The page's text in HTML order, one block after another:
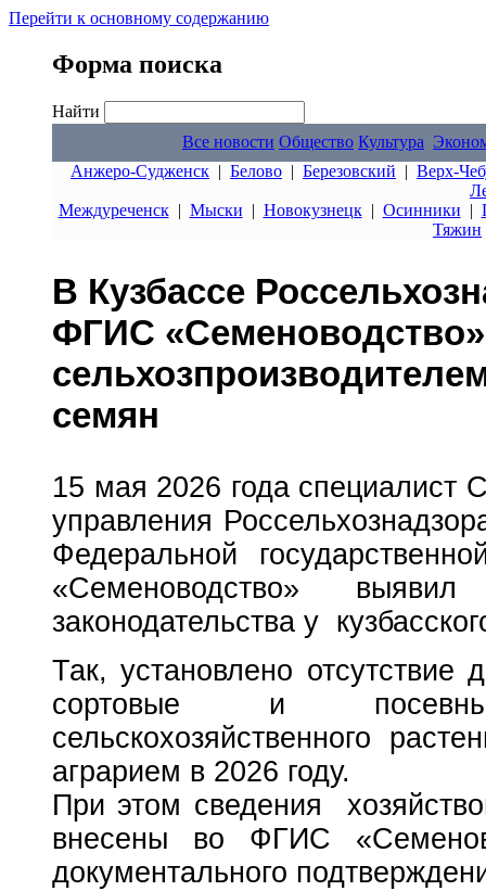
Перейти к основному содержанию
Форма поиска
Найти
Все новости Общество Культура
Анжеро-Судженск | Белово | Березовский | Верх-
Междуреченск| Мыски | Новокузнецк| Осинники |
Тяжин
В Кузбассе
ФГИС
семян
15 мая 2026 года специалист
управления
Федеральной
«Семеноводство»
законодательства у
Так, установлено
сортовые и
сельскохозяйственного
аграрием в 2026 году.
При этом сведения
внесены во ФГИС
документального